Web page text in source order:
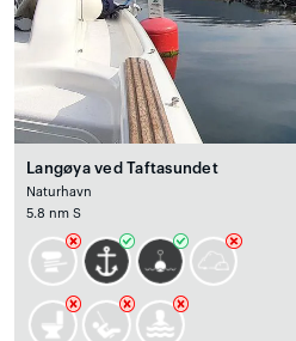
Langøya ved Taftasundet
Naturhavn
5.8 nm S